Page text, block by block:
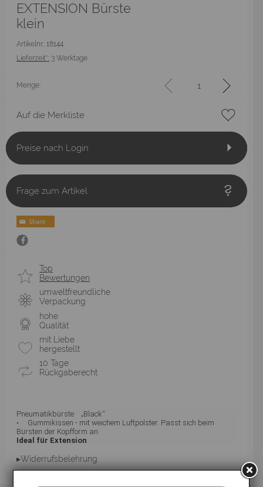
EXTENSION Bürste
klein
Artikelnr.: 18144
Lieferzeit*: 3 Werktage
Menge:
Auf die Merkliste
Preise nach Login
Frage zum Artikel
Top
Bewertungen
umweltfreundliche
Verpackung
hohe
Qualität
mit Liebe
hergestellt
10 Tage
Rückgaberecht
Pneumatikbürste „Black“
• Gummikissen - mit weichem Luftpolster. Passt sich beim
Bürsten der Kopfform an.
Ideal für Extension
▸Widerrufsbelehrung